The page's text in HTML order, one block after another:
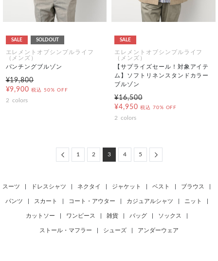
SALE SOLDOUT
エレメントオブシンプルライフ
（メンズ）
パンチングブルゾン
¥19,800
¥9,900 税込 50% OFF
2 colors
SALE
エレメントオブシンプルライフ
（メンズ）
【サプライズセール！対象アイテ
ム】ソフトリネンスタンドカラー
ブルゾン
¥16,500
¥4,950 税込 70% OFF
2 colors
Previous
1 2 3 4 5 Next
スーツ ドレスシャツ ネクタイ ジャケット ベスト ブラウス
パンツ スカート コート・アウター カジュアルシャツ ニット
カットソー ワンピース 雑貨 バッグ ソックス
ストール・マフラー シューズ アンダーウェア